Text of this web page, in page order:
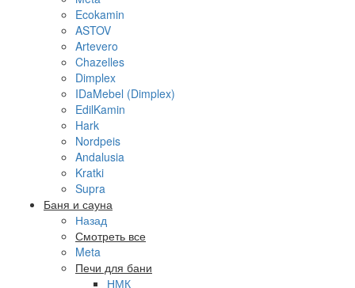
Ecokamin
ASTOV
Artevero
Chazelles
Dimplex
IDaMebel (Dimplex)
EdilKamin
Hark
Nordpeis
Andalusia
Kratki
Supra
Баня и сауна
Назад
Смотреть все
Meta
Печи для бани
НМК